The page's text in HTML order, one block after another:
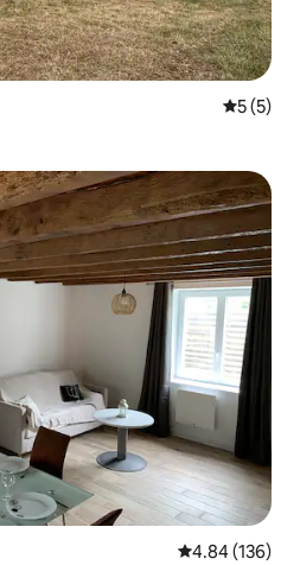
평점 5점
5 (5)
평점 4.84점(5
4.84 (136)